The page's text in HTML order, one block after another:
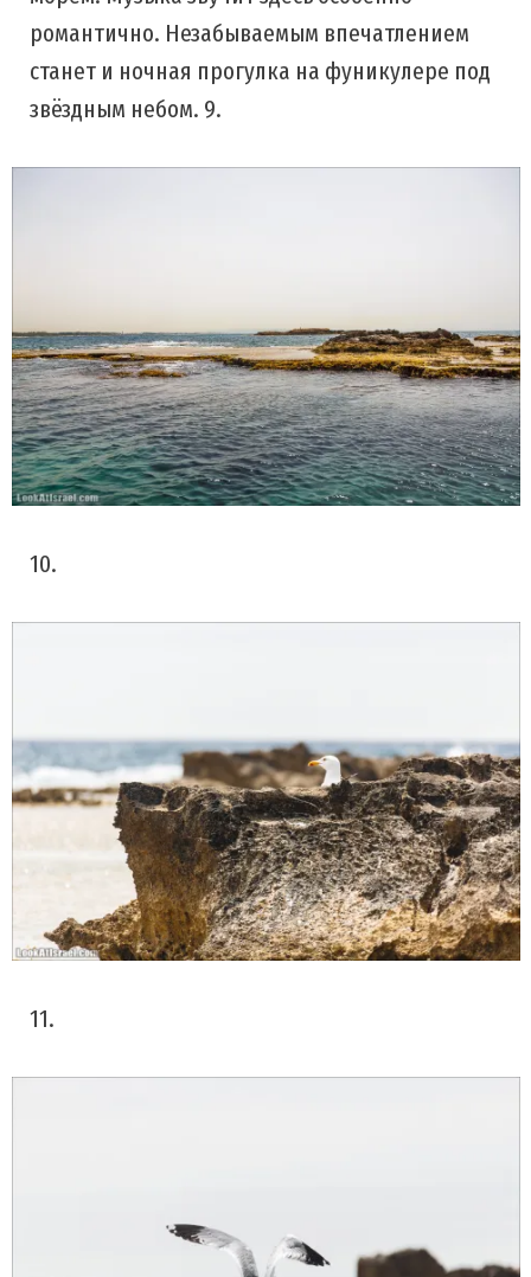
романтично. Незабываемым впечатлением
станет и ночная прогулка на фуникулере под
звёздным небом. 9.
10.
11.